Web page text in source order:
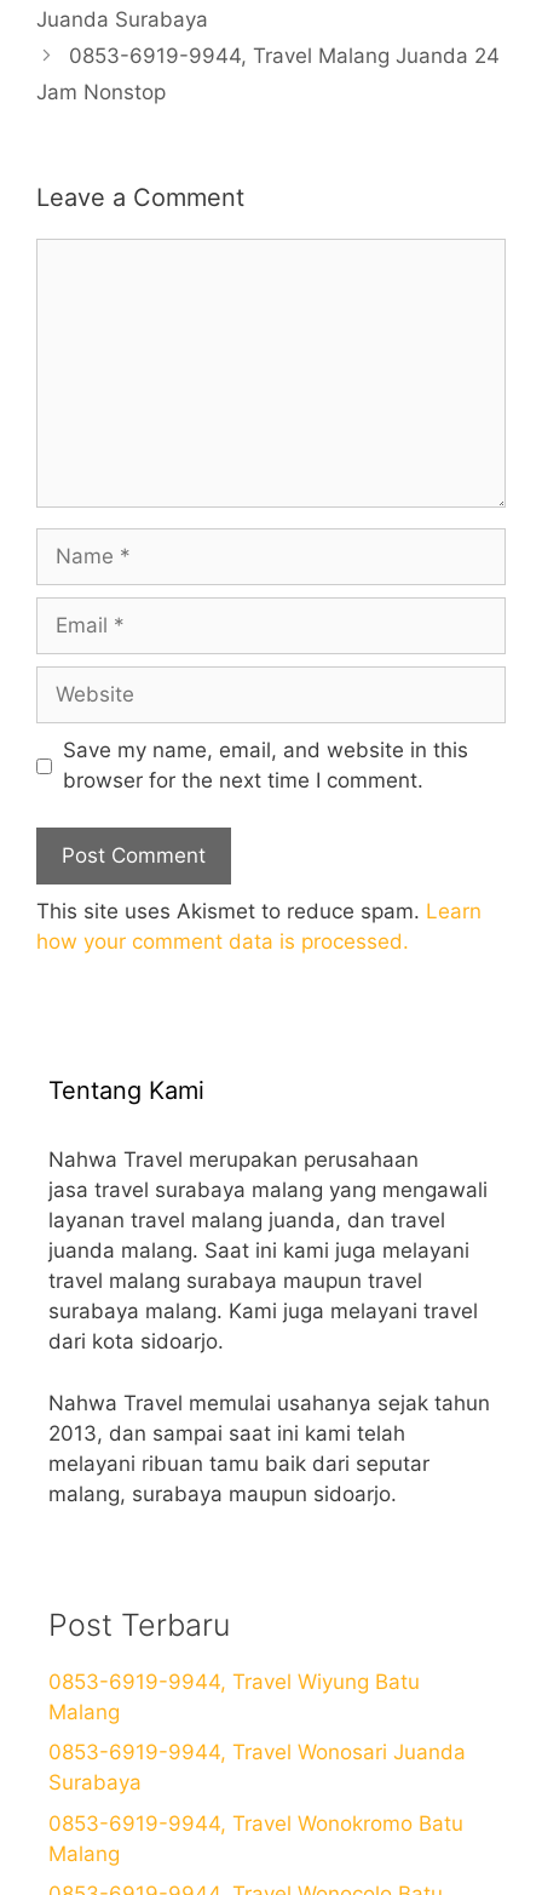
Juanda Surabaya
0853-6919-9944, Travel Malang Juanda 24
Jam Nonstop
Leave a Comment
Name
Email
Website
Save my name, email, and website in this
browser for the next time I comment.
This site uses Akismet to reduce spam. Learn
how your comment data is processed.
Tentang Kami
Nahwa Travel merupakan perusahaan
jasa travel surabaya malang yang mengawali
layanan travel malang juanda, dan travel
juanda malang. Saat ini kami juga melayani
travel malang surabaya maupun travel
surabaya malang. Kami juga melayani travel
dari kota sidoarjo.
Nahwa Travel memulai usahanya sejak tahun
2013, dan sampai saat ini kami telah
melayani ribuan tamu baik dari seputar
malang, surabaya maupun sidoarjo.
Post Terbaru
0853-6919-9944, Travel Wiyung Batu
Malang
0853-6919-9944, Travel Wonosari Juanda
Surabaya
0853-6919-9944, Travel Wonokromo Batu
Malang